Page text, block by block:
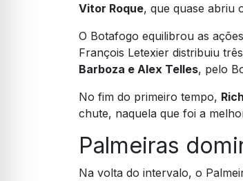
Vitor Roque, que quase abriu
O Botafogo equilibrou as
François Letexier distribuiu
Barboza e Alex Telles, pelo
No fim do primeiro tempo,
chute, naquela que foi a
Palmeiras
Na volta do intervalo, o